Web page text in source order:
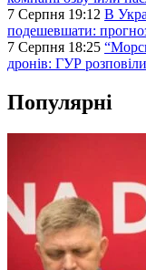
7 Серпня 19:12 В
подешевшати:
7 Серпня 18:25
дронів: ГУР
Популярні